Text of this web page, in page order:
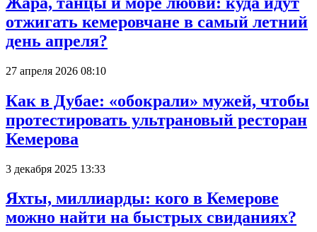
отжигать кемеровчане в самый летний
день апреля?
27 апреля 2026 08:10
Как в Дубае: «обокрали» мужей, чтобы
протестировать ультрановый ресторан
Кемерова
3 декабря 2025 13:33
Яхты, миллиарды: кого в Кемерове
можно найти на быстрых свиданиях?